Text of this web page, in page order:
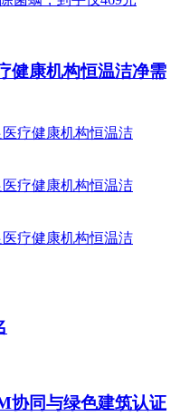
健康机构恒温洁净需
协同与绿色建筑认证